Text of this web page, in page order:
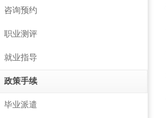
咨询预约
职业测评
就业指导
政策手续
毕业派遣